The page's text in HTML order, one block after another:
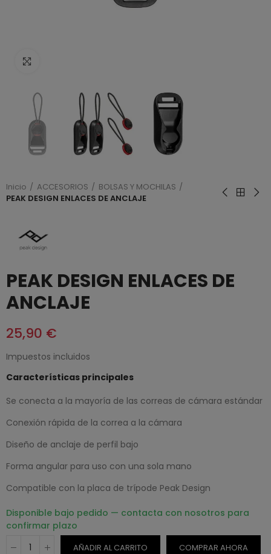
Inicio ACCESORIOS
BOLSAS Y MOCHILAS
PEAK DESIGN ENLACES DE ANCLAJE
PEAK DESIGN ENLACES DE
ANCLAJE
25,90 €
Impuestos incluidos
Características principales
Se conecta a la mayoría de las correas de cámara estándar
Conexión rápida de la correa a la cámara
Diseño de anclaje de perfil bajo
Forma angular para uso con una sola mano
Compatible con la placa de trípode Peak Design
Disponible bajo pedido — contacta con nosotros para
confirmar plazo
AÑADIR AL CARRITO COMPRAR AHORA